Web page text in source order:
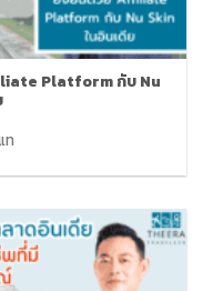
Platform กับ Nu
ท